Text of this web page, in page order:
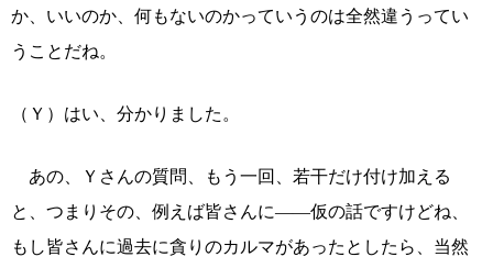
か、いいのか、何もないのかっていうのは全然違うってい
うことだね。
（Ｙ）はい、分かりました。
あの、Ｙさんの質問、もう一回、若干だけ付け加える
と、つまりその、例えば皆さんに――仮の話ですけどね、
もし皆さんに過去に貪りのカルマがあったとしたら、当然